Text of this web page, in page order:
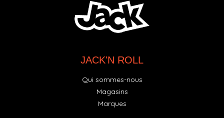
JACK'N ROLL
Qui sommes-nous
Magasins
Marques